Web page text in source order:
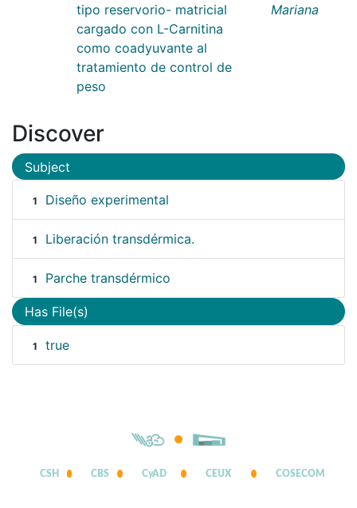
tipo reservorio- matricial
cargado con L-Carnitina
como coadyuvante al
tratamiento de control de
peso
Mariana
Discover
Subject
1 Diseño experimental
1 Liberación transdérmica.
1 Parche transdérmico
Has File(s)
1 true
CSH CBS CyAD CEUX COSECOM